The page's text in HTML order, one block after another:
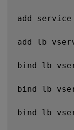
add
add lb
bind lb
bind lb
bind lb